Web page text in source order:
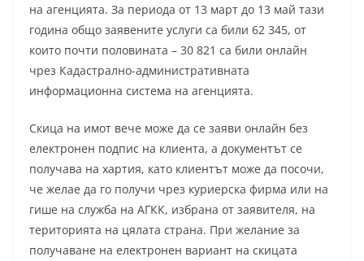
на агенцията. За периода от 13 март до 13 май тази
година общо заявените услуги са били 62 345, от
които почти половината – 30 821 са били онлайн
чрез Кадастрално-административната
информационна система на агенцията.
Скица на имот вече може да се заяви онлайн без
електронен подпис на клиента, а документът се
получава на хартия, като клиентът може да посочи,
че желае да го получи чрез куриерска фирма или на
гише на служба на АГКК, избрана от заявителя, на
територията на цялата страна. При желание за
получаване на електронен вариант на скицата